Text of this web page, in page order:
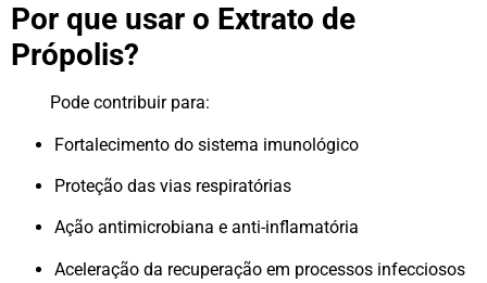
Por que usar o Extrato de
Própolis?
Pode contribuir para:
Fortalecimento do sistema imunológico
Proteção das vias respiratórias
Ação antimicrobiana e anti-inflamatória
Aceleração da recuperação em processos infecciosos